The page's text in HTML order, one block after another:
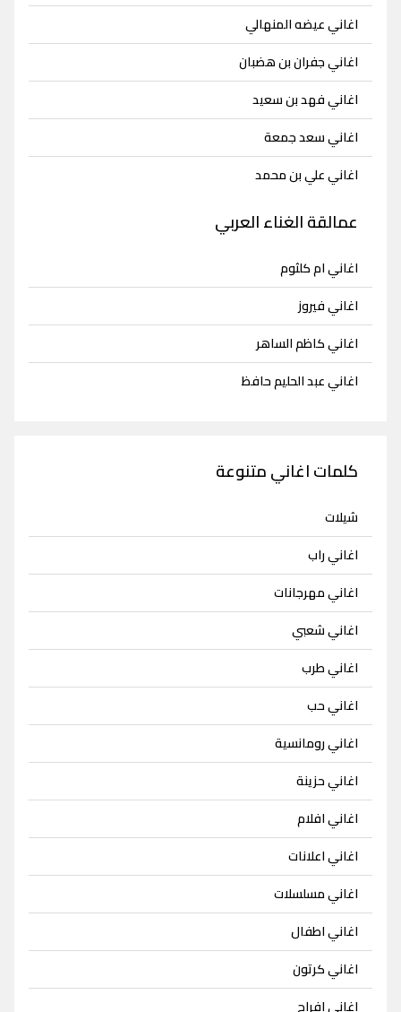
اغاني عيضه المنهالي
اغاني جفران بن هضبان
اغاني فهد بن سعيد
اغاني سعد جمعة
اغاني علي بن محمد
عمالقة الغناء العربي
اغاني ام كلثوم
اغاني فيروز
اغاني كاظم الساهر
اغاني عبد الحليم حافظ
كلمات اغاني متنوعة
شيلات
اغاني راب
اغاني مهرجانات
اغاني شعبي
اغاني طرب
اغاني حب
اغاني رومانسية
اغاني حزينة
اغاني افلام
اغاني اعلانات
اغاني مسلسلات
اغاني اطفال
اغاني كرتون
اغاني افراح